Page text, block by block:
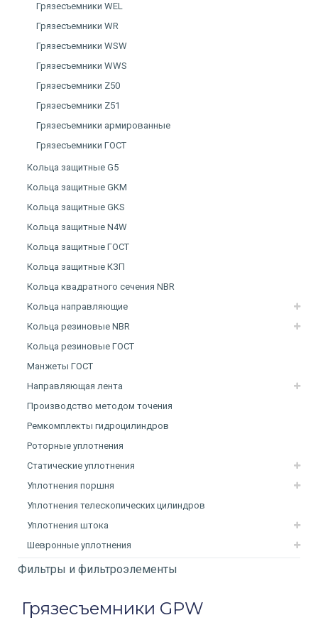
Грязесъемники WEL
Грязесъемники WR
Грязесъемники WSW
Грязесъемники WWS
Грязесъемники Z50
Грязесъемники Z51
Грязесъемники армированные
Грязесъемники ГОСТ
Кольца защитные G5
Кольца защитные GKM
Кольца защитные GKS
Кольца защитные N4W
Кольца защитные ГОСТ
Кольца защитные КЗП
Кольца квадратного сечения NBR
Кольца направляющие
Кольца резиновые NBR
Кольца резиновые ГОСТ
Манжеты ГОСТ
Направляющая лента
Производство методом точения
Ремкомплекты гидроцилиндров
Роторные уплотнения
Статические уплотнения
Уплотнения поршня
Уплотнения телескопических цилиндров
Уплотнения штока
Шевронные уплотнения
Фильтры и фильтроэлементы
Грязесъемники GPW